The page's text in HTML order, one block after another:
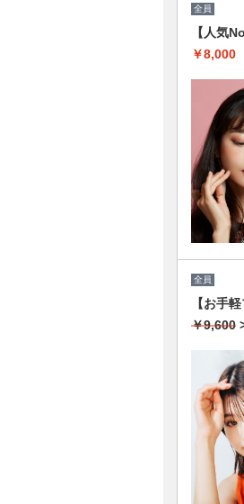
全員
【人気
￥8,000
全員
【お手
￥9,600